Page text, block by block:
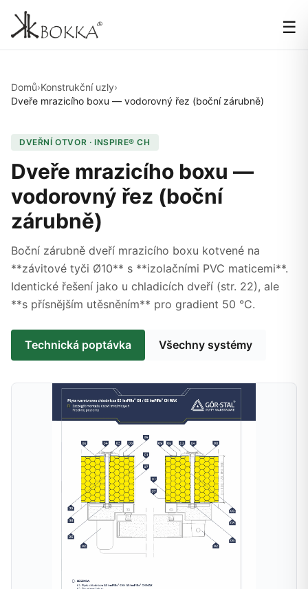
☰
Domů›Konstrukční uzly›
Dveře mrazicího boxu — vodorovný řez (boční zárubně)
DVEŘNÍ OTVOR · INSPIRE® CH
Dveře mrazicího boxu —
vodorovný řez (boční
zárubně)
Boční zárubně dveří mrazicího boxu kotvené na
**závitové tyči Ø10** s **izolačními PVC maticemi**.
Identické řešení jako u chladicích dveří (str. 22), ale
**s přísnějším utěsněním** pro gradient 50 °C.
Technická poptávka Všechny systémy